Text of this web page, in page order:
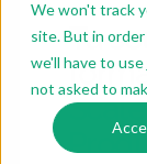
We won't track
site. But in
we'll have to
not asked to
Tu